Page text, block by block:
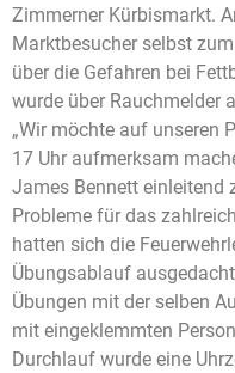
Zimmerner Kürbismarkt.
Marktbesucher selbst
über die Gefahren bei
wurde über Rauchmelder
„Wir möchte auf unseren
17 Uhr aufmerksam
James Bennett einleitend
Probleme für das
hatten sich die
Übungsablauf
Übungen mit der selben
mit eingeklemmten
Durchlauf wurde eine